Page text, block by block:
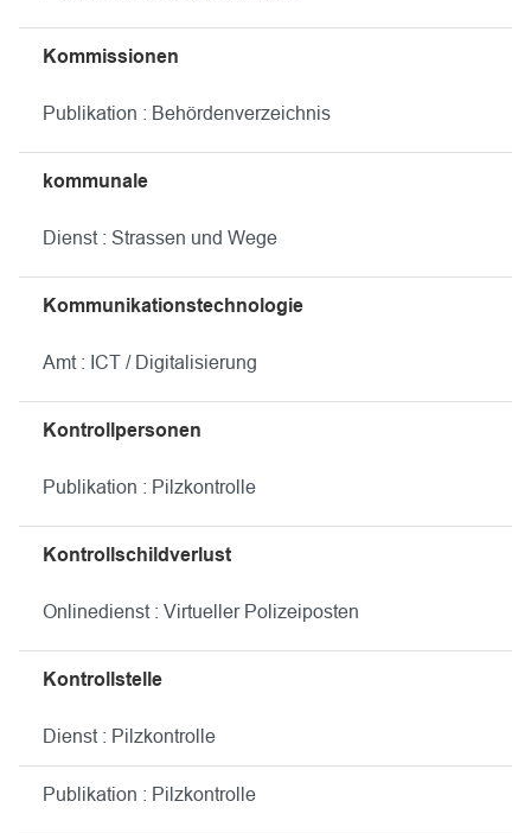
Kommissionen
Publikation : Behördenverzeichnis
kommunale
Dienst : Strassen und Wege
Kommunikationstechnologie
Amt : ICT / Digitalisierung
Kontrollpersonen
Publikation : Pilzkontrolle
Kontrollschildverlust
Onlinedienst : Virtueller Polizeiposten
Kontrollstelle
Dienst : Pilzkontrolle
Publikation : Pilzkontrolle